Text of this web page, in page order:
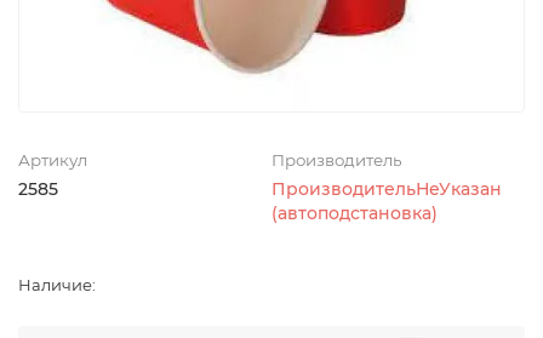
Артикул
2585
Производитель
ПроизводительНеУказан
(автоподстановка)
Наличие: